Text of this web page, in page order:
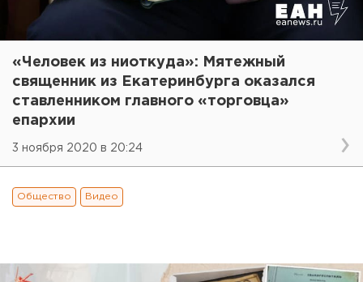
«Человек из ниоткуда»: Мятежный
священник из Екатеринбурга оказался
ставленником главного «торговца»
епархии
3 ноября 2020 в 20:24
Общество Видео